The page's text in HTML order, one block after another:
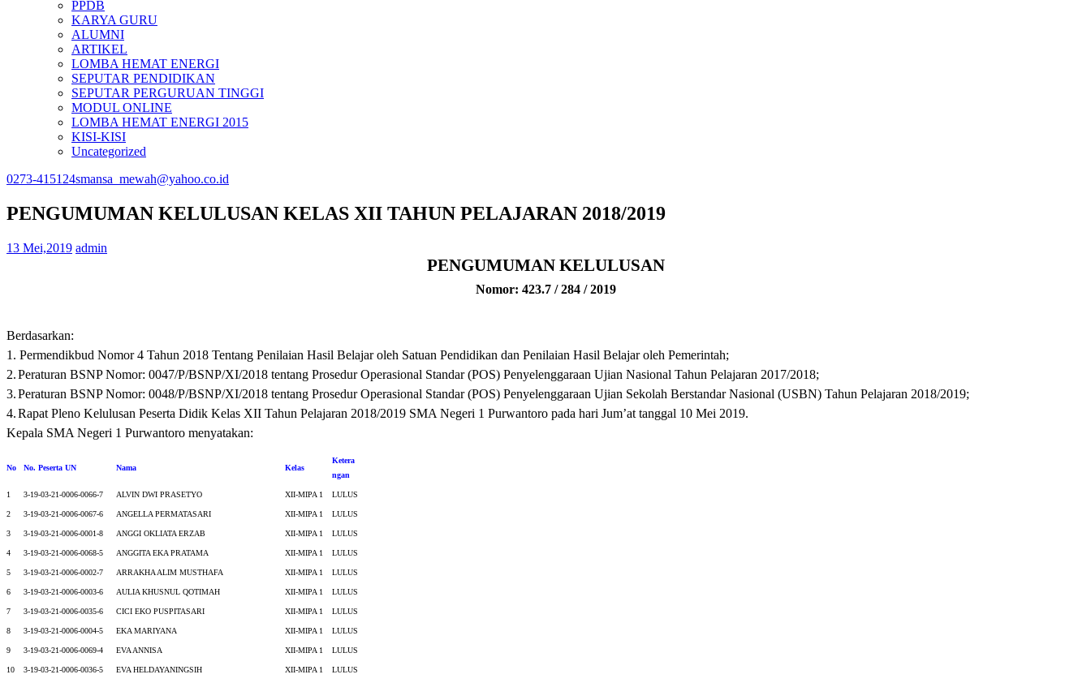
PPDB
KARYA GURU
ALUMNI
ARTIKEL
LOMBA HEMAT ENERGI
SEPUTAR PENDIDIKAN
SEPUTAR PERGURUAN TINGGI
MODUL ONLINE
LOMBA HEMAT ENERGI 2015
KISI-KISI
Uncategorized
0273-415124smansa_mewah@yahoo.co.id
PENGUMUMAN KELULUSAN KELAS XII TAHUN PELAJARAN 2018/2019
13 Mei,2019 admin
PENGUMUMAN KELULUSAN
Nomor: 423.7 / 284 / 2019
Berdasarkan:
1. Permendikbud Nomor 4 Tahun 2018 Tentang Penilaian Hasil Belajar oleh Satuan Pendidikan dan Penilaian Hasil Belajar oleh Pemerintah;
2.Peraturan BSNP Nomor: 0047/P/BSNP/XI/2018 tentang Prosedur Operasional Standar (POS) Penyelenggaraan Ujian Nasional Tahun Pelajaran 2017/2018;
3.Peraturan BSNP Nomor: 0048/P/BSNP/XI/2018 tentang Prosedur Operasional Standar (POS) Penyelenggaraan Ujian Sekolah Berstandar Nasional (USBN) Tahun Pelajaran 2018/2019;
4.Rapat Pleno Kelulusan Peserta Didik Kelas XII Tahun Pelajaran 2018/2019 SMA Negeri 1 Purwantoro pada hari Jum’at tanggal 10 Mei 2019.
Kepala SMA Negeri 1 Purwantoro menyatakan:
No No. Peserta UN Nama Kelas
Ketera
ngan
1 3-19-03-21-0006-0066-7 ALVIN DWI PRASETYO XII-MIPA 1 LULUS
2 3-19-03-21-0006-0067-6 ANGELLA PERMATASARI XII-MIPA 1 LULUS
3 3-19-03-21-0006-0001-8 ANGGI OKLIATA ERZAB XII-MIPA 1 LULUS
4 3-19-03-21-0006-0068-5 ANGGITA EKA PRATAMA XII-MIPA 1 LULUS
5 3-19-03-21-0006-0002-7 ARRAKHA ALIM MUSTHAFA XII-MIPA 1 LULUS
6 3-19-03-21-0006-0003-6 AULIA KHUSNUL QOTIMAH XII-MIPA 1 LULUS
7 3-19-03-21-0006-0035-6 CICI EKO PUSPITASARI XII-MIPA 1 LULUS
8 3-19-03-21-0006-0004-5 EKA MARIYANA XII-MIPA 1 LULUS
9 3-19-03-21-0006-0069-4 EVA ANNISA XII-MIPA 1 LULUS
10 3-19-03-21-0006-0036-5 EVA HELDAYANINGSIH XII-MIPA 1 LULUS